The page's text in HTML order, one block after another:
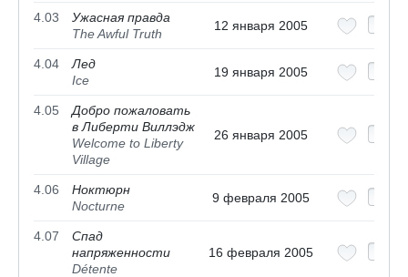
4.03
Ужасная правда
The Awful Truth
12 января 2005
4.04
Лед
Ice
19 января 2005
4.05
Добро пожаловать
в Либерти Виллэдж
Welcome to Liberty
Village
26 января 2005
4.06
Ноктюрн
Nocturne
9 февраля 2005
4.07
Спад
напряженности
Détente
16 февраля 2005